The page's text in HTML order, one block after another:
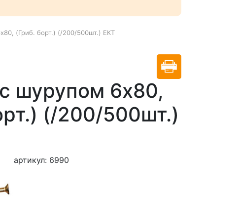
(Гриб. борт.) (/200/500шт.) ЕКТ
шурупом 6x80,
(/200/500шт.)
артикул: 6990